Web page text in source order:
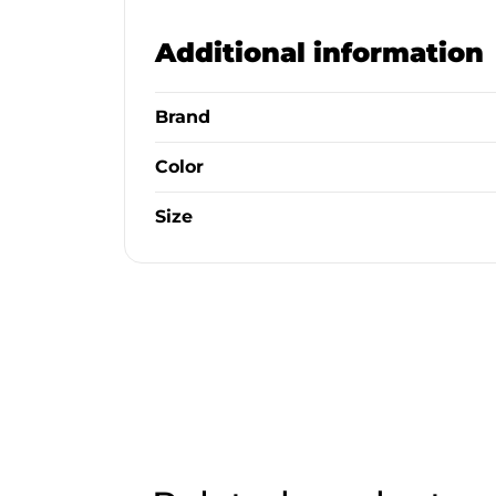
Additional information
Brand
Color
Size